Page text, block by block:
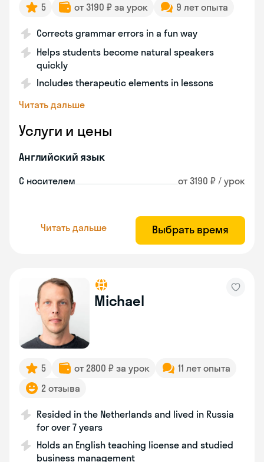
5 от 3190 ₽ за урок 9 лет опыта
Corrects grammar errors in a fun way
Helps students become natural speakers
quickly
Includes therapeutic elements in lessons
Читать дальше
Услуги и цены
Английский язык
С носителем от 3190 ₽ / урок
Читать дальше Выбрать время
Michael
5 от 2800 ₽ за урок
11 лет опыта
2 отзыва
Resided in the Netherlands and lived in Russia
for over 7 years
Holds an English teaching license and studied
business management